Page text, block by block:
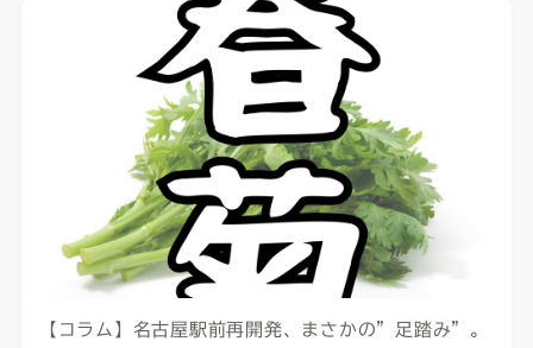
【コラム】名古屋駅前再開発、まさかの”足踏み”。